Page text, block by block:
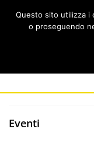
Eventi
Questo sito utilizza i
o proseguendo